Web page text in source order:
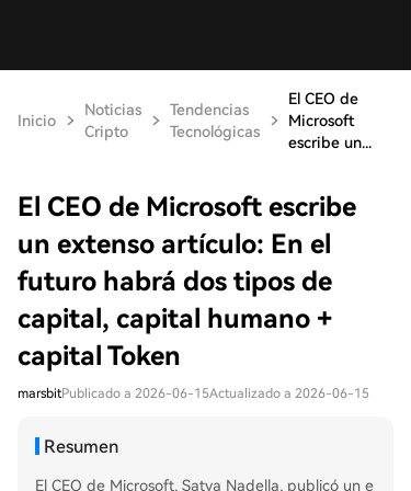
Inicio
Noticias
Cripto
Tendencias
Tecnológicas
El CEO de
Microsoft
escribe un...
El CEO de Microsoft escribe
un extenso artículo: En el
futuro habrá dos tipos de
capital, capital humano +
capital Token
marsbitPublicado a 2026-06-15Actualizado a 2026-06-15
Resumen
El CEO de Microsoft, Satya Nadella, publicó un e